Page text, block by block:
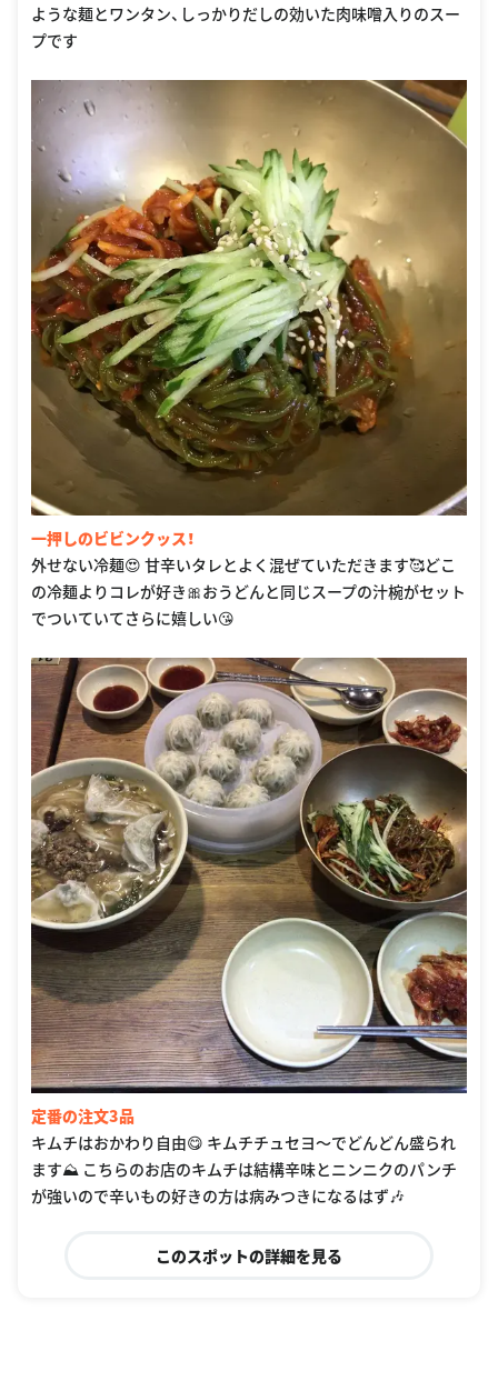
ような麺とワンタン、しっかりだしの効いた肉味噌入りのスー
プです
一押しのビビンクッス！
外せない冷麺😍 甘辛いタレとよく混ぜていただきます🥰どこ
の冷麺よりコレが好き🎀おうどんと同じスープの汁椀がセット
でついていてさらに嬉しい😘
定番の注文3品
キムチはおかわり自由😋 キムチチュセヨ〜でどんどん盛られ
ます⛰ こちらのお店のキムチは結構辛味とニンニクのパンチ
が強いので辛いもの好きの方は病みつきになるはず🎶
このスポットの詳細を見る